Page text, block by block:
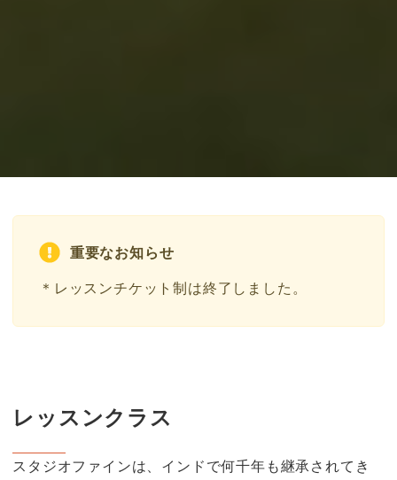
重要なお知らせ
＊レッスンチケット制は終了しました。
レッスンクラス
スタジオファインは、インドで何千年も継承されてき